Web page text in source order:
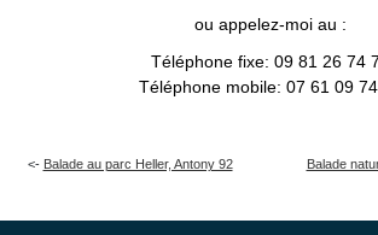
ou appelez-moi au :
Téléphone fixe: 09 81 26 74
Téléphone mobile: 07 61 09
Balade au parc Heller, Antony 92
Balade